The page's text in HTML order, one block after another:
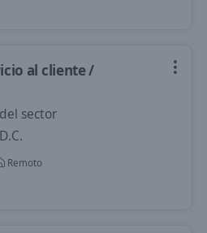
al cliente /
sector
Remoto